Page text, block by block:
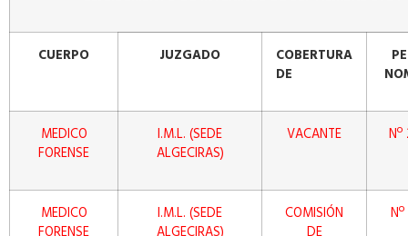
CUERPO JUZGADO
COBERTURA
DE
MEDICO
FORENSE
I.M.L. (SEDE
ALGECIRAS)
VACANTE Nº
MEDICO
I.M.L. (SEDE
COMISIÓN